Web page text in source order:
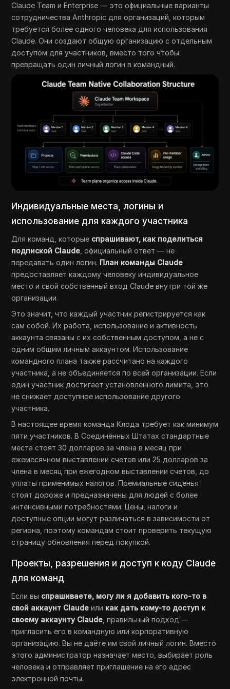
Claude Team и Enterprise — это официальные варианты
сотрудничества Anthropic для организаций, которым
требуется более одного человека для использования
Claude. Они создают общую организацию с отдельным
доступом для участников, вместо того чтобы
превращать один личный логин в командный.
Индивидуальные места, логины и
использование для каждого участника
Для команд, которые спрашивают, как поделиться
подпиской Claude , официальный ответ — не
передавать один логин. План команды Claude
предоставляет каждому человеку индивидуальное
место и свой собственный вход Claude внутри той же
организации.
Это значит, что каждый участник регистрируется как
сам собой. Их работа, использование и активность
аккаунта связаны с их собственным доступом, а не с
одним общим личным аккаунтом. Использование
командного плана также рассчитано на каждого
участника, а не объединяется по всей организации. Если
один участник достигает установленного лимита, это
не снижает доступное использование другого
участника.
В настоящее время команда Клода требует как минимум
пяти участников. В Соединённых Штатах стандартные
места стоят 30 долларов за члена в месяц при
ежемесячном выставлении счетов или 25 долларов за
члена в месяц при ежегодном выставлении счетов, до
уплаты применимых налогов. Премиальные сиденья
стоят дороже и предназначены для людей с более
интенсивными потребностями. Цены, налоги и
доступные опции могут различаться в зависимости от
региона, поэтому командам стоит проверить текущую
страницу обновления перед покупкой.
Проекты, разрешения и доступ к коду Claude
для команд
Если вы спрашиваете, могу ли я добавить кого-то в
свой аккаунт Claude или как дать кому-то доступ к
своему аккаунту Claude , правильный подход —
пригласить его в командную или корпоративную
организацию. Вы не даёте им свой личный логин. Вместо
этого администратор назначает место, выбирает роль
человека и отправляет приглашение на его адрес
электронной почты.